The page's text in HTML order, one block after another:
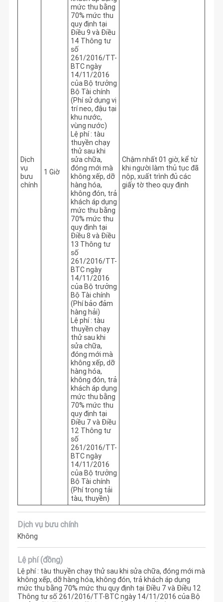
Dịch
vụ
bưu
chính
1 Giờ
mức thu bằng
70% mức thu
quy định tại
Điều 9 và Điều
14 Thông tư
số
261/2016/TT-
BTC ngày
14/11/2016
của Bộ trưởng
Bộ Tài chính
(Phí sử dụng vị
trí neo, đậu tại
khu nước,
vùng nước)
Lệ phí : tàu
thuyền chạy
thử sau khi
sửa chữa,
đóng mới mà
không xếp, dỡ
hàng hóa,
không đón, trả
khách áp dụng
mức thu bằng
70% mức thu
quy định tại
Điều 8 và Điều
13 Thông tư
số
261/2016/TT-
BTC ngày
14/11/2016
của Bộ trưởng
Bộ Tài chính
(Phí bảo đảm
hàng hải)
Lệ phí : tàu
thuyền chạy
thử sau khi
sửa chữa,
đóng mới mà
không xếp, dỡ
hàng hóa,
không đón, trả
khách áp dụng
mức thu bằng
70% mức thu
quy định tại
Điều 7 và Điều
12 Thông tư
số
261/2016/TT-
BTC ngày
14/11/2016
của Bộ trưởng
Bộ Tài chính
(Phí trọng tải
tàu, thuyền)
Chậm nhất 01 giờ, kể từ
khi người làm thủ tục đã
nộp, xuất trình đủ các
giấy tờ theo quy định
Dịch vụ bưu chính
Không
Lệ phí (đồng)
Lệ phí : tàu thuyền chạy thử sau khi sửa chữa, đóng mới mà
không xếp, dỡ hàng hóa, không đón, trả khách áp dụng
mức thu bằng 70% mức thu quy định tại Điều 7 và Điều 12
Thông tư số 261/2016/TT-BTC ngày 14/11/2016 của Bộ